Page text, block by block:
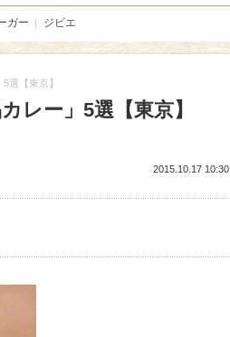
ガー ジビエ
選【東京】
レー」5選【東京】
2015.10.17 10:30